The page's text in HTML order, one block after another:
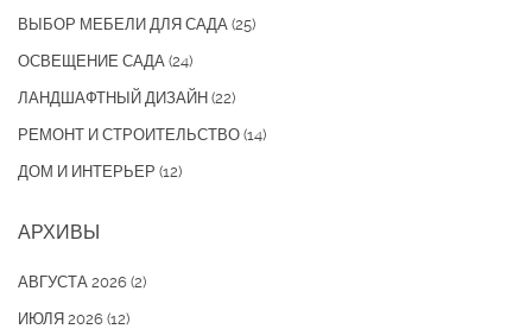
ВЫБОР МЕБЕЛИ ДЛЯ САДА (25)
ОСВЕЩЕНИЕ САДА (24)
ЛАНДШАФТНЫЙ ДИЗАЙН (22)
РЕМОНТ И СТРОИТЕЛЬСТВО (14)
ДОМ И ИНТЕРЬЕР (12)
АРХИВЫ
АВГУСТА 2026 (2)
ИЮЛЯ 2026 (12)